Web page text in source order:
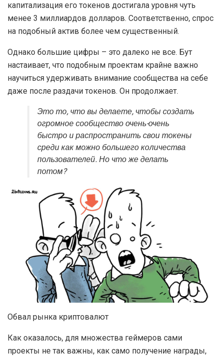
капитализация его токенов достигала уровня чуть
менее 3 миллиардов долларов. Соответственно, спрос
на подобный актив более чем существенный.
Однако большие цифры – это далеко не все. Бут
настаивает, что подобным проектам крайне важно
научиться удерживать внимание сообщества на себе
даже после раздачи токенов. Он продолжает.
Это то, что вы делаете, чтобы создать
огромное сообщество очень-очень
быстро и распространить свои токены
среди как можно большего количества
пользователей. Но что же делать
потом?
Обвал рынка криптовалют
Как оказалось, для множества геймеров сами
проекты не так важны, как само получение награды,